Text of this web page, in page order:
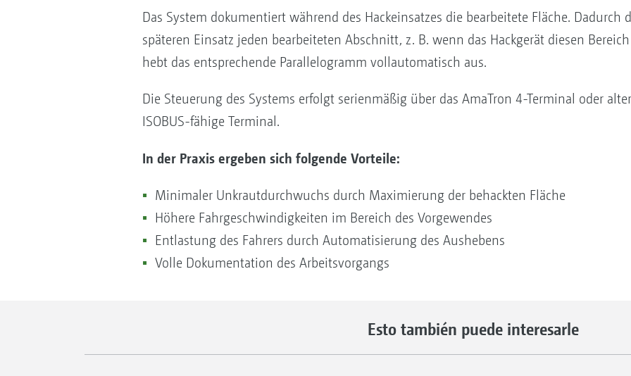
Das System dokumentiert während des Hackeinsatzes die bearbeitete Fläche. Dadurch
späteren Einsatz jeden bearbeiteten Abschnitt, z. B. wenn das Hackgerät diesen
hebt das entsprechende Parallelogramm vollautomatisch aus.
Die Steuerung des Systems erfolgt serienmäßig über das AmaTron 4-Terminal oder
ISOBUS-fähige Terminal.
In der Praxis ergeben sich folgende Vorteile:
Minimaler Unkrautdurchwuchs durch Maximierung der behackten Fläche
Höhere Fahrgeschwindigkeiten im Bereich des Vorgewendes
Entlastung des Fahrers durch Automatisierung des Aushebens
Volle Dokumentation des Arbeitsvorgangs
Esto también puede interesarle